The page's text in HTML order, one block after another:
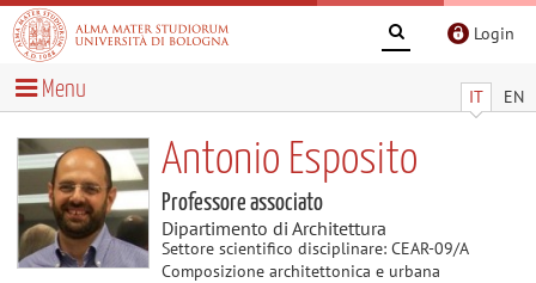
Login
IT EN
Menu
Antonio Esposito
Professore associato
Dipartimento di Architettura
Settore scientifico disciplinare: CEAR-09/A
Composizione architettonica e urbana